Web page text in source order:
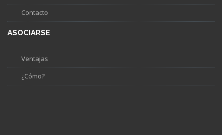
Contacto
ASOCIARSE
Ventajas
¿Cómo?